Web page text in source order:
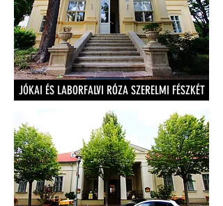
JÓKAI ÉS LABORFALVI RÓZA SZERELMI FÉSZKÉT